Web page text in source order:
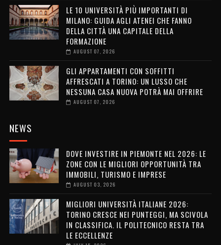
LE 10 UNIVERSITÀ PIÙ IMPORTANTI DI
MILANO: GUIDA AGLI ATENEI CHE FANNO
DELLA CITTÀ UNA CAPITALE DELLA
FORMAZIONE
AUGUST 07, 2026
GLI APPARTAMENTI CON SOFFITTI
AFFRESCATI A TORINO: UN LUSSO CHE
NESSUNA CASA NUOVA POTRÀ MAI OFFRIRE
AUGUST 07, 2026
NEWS
DOVE INVESTIRE IN PIEMONTE NEL 2026: LE
ZONE CON LE MIGLIORI OPPORTUNITÀ TRA
IMMOBILI, TURISMO E IMPRESE
AUGUST 03, 2026
MIGLIORI UNIVERSITÀ ITALIANE 2026:
TORINO CRESCE NEI PUNTEGGI, MA SCIVOLA
IN CLASSIFICA. IL POLITECNICO RESTA TRA
LE ECCELLENZE